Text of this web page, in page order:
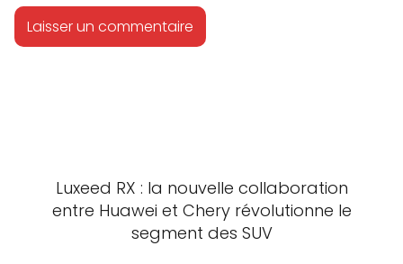
Luxeed RX : la nouvelle collaboration
entre Huawei et Chery révolutionne le
segment des SUV